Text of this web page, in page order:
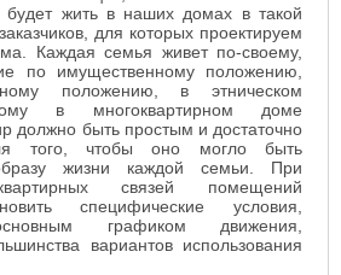
будет жить в наших домах в такой
для которых проектируем
Каждая семья живет по-своему,
по имущественному положению,
положению, в этническом
в многоквартирном доме
должно быть простым и достаточно
того, чтобы оно могло быть
жизни каждой семьи. При
связей помещений
специфические условия,
графиком движения,
вариантов использования